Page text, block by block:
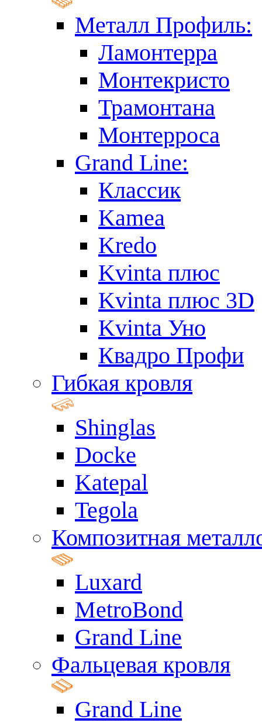
Металл Профиль:
Ламонтерра
Монтекристо
Трамонтана
Монтерроса
Grand Line:
Классик
Kamea
Kredo
Kvinta плюс
Kvinta плюс 3D
Kvinta Уно
Квадро Профи
Гибкая кровля
Shinglas
Docke
Katepal
Tegola
Композитная
Luxard
MetroBond
Grand Line
Фальцевая кровля
Grand Line